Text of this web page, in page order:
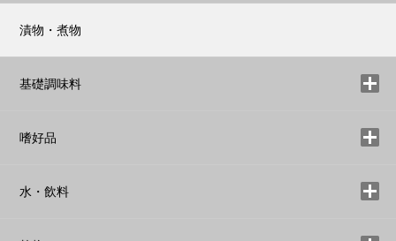
漬物・煮物
基礎調味料
嗜好品
水・飲料